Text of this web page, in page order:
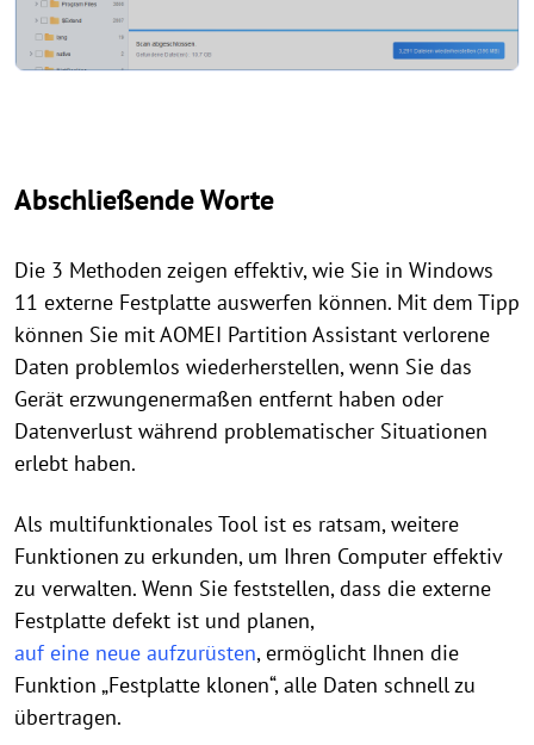
Abschließende Worte
Die 3 Methoden zeigen effektiv, wie Sie in Windows
11 externe Festplatte auswerfen können. Mit dem Tipp
können Sie mit AOMEI Partition Assistant verlorene
Daten problemlos wiederherstellen, wenn Sie das
Gerät erzwungenermaßen entfernt haben oder
Datenverlust während problematischer Situationen
erlebt haben.
Als multifunktionales Tool ist es ratsam, weitere
Funktionen zu erkunden, um Ihren Computer effektiv
zu verwalten. Wenn Sie feststellen, dass die externe
Festplatte defekt ist und planen,
auf eine neue aufzurüsten, ermöglicht Ihnen die
Funktion „Festplatte klonen“, alle Daten schnell zu
übertragen.